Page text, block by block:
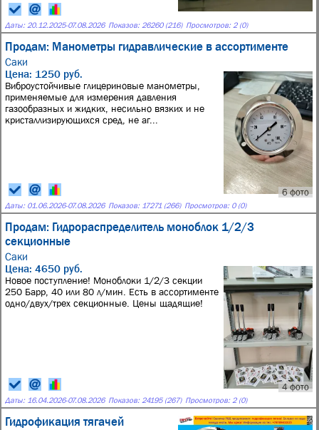
Даты: 20.12.2025-07.08.2026 Показов: 26260 (216) Просмотров: 2 (0)
Продам: Манометры гидравлические в ассортименте
Саки
6 фото
Цена: 1250 руб.
Виброустойчивые глицериновые манометры,
применяемые для измерения давления
газообразных и жидких, несильно вязких и не
кристаллизирующихся сред, не аг...
Даты: 01.06.2026-07.08.2026 Показов: 17271 (266) Просмотров: 0 (0)
Продам: Гидрораспределитель моноблок 1/2/3
секционные
Саки
4 фото
Цена: 4650 руб.
Новое поступление! Моноблоки 1/2/3 секции
250 Барр, 40 или 80 л/мин. Есть в ассортименте
одно/двух/трех секционные. Цены щадящие!
Даты: 16.04.2026-07.08.2026 Показов: 24195 (267) Просмотров: 2 (0)
Гидрофикация тягачей